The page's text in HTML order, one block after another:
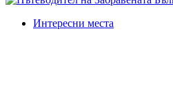
Интересни места